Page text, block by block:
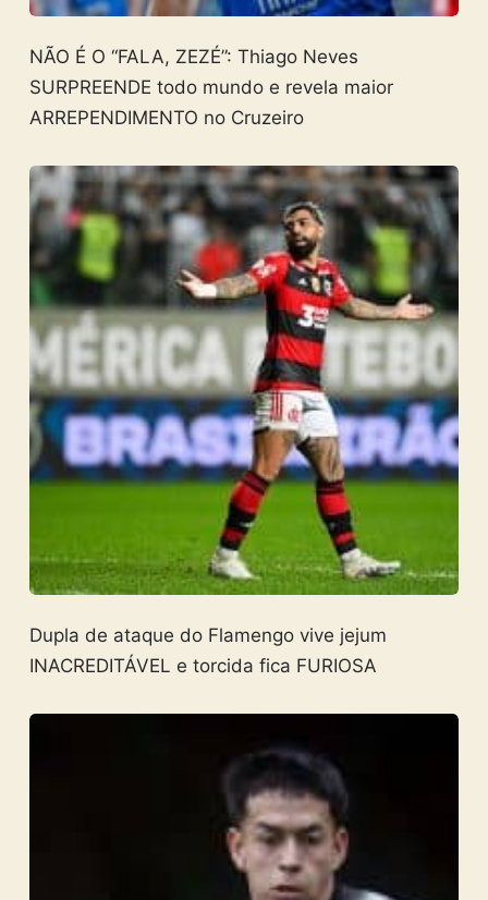
NÃO É O “FALA, ZEZÉ”: Thiago Neves
SURPREENDE todo mundo e revela maior
ARREPENDIMENTO no Cruzeiro
Dupla de ataque do Flamengo vive jejum
INACREDITÁVEL e torcida fica FURIOSA